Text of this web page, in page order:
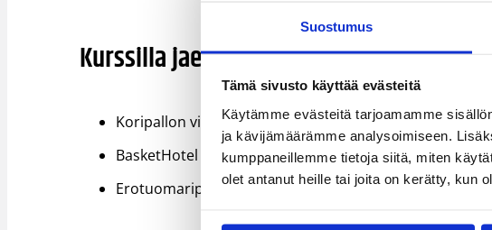
Suostumus
Tämä sivusto käyttää evästeitä
Käytämme evästeitä tarjoamamme
ja kävijämäärämme analysoimiseen.
kumppaneillemme tietoja siitä, miten
olet antanut heille tai joita on kerätty, kun
Kurssilla jaettava materiaali
​Koripallon viralliset pelisäännöt
BasketHotel -erotuomarin manuaali
Erotuomaripilli ja naru